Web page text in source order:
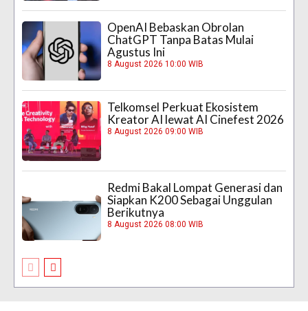
OpenAI Bebaskan Obrolan
ChatGPT Tanpa Batas Mulai
Agustus Ini
8 August 2026 10:00 WIB
Telkomsel Perkuat Ekosistem
Kreator AI lewat AI Cinefest 2026
8 August 2026 09:00 WIB
Redmi Bakal Lompat Generasi dan
Siapkan K200 Sebagai Unggulan
Berikutnya
8 August 2026 08:00 WIB